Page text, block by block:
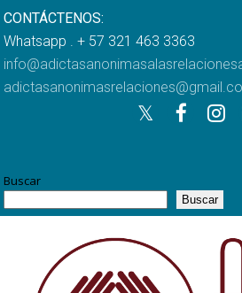
CONTÁCTENOS:
Whatsapp . + 57 321 463 3363
Buscar
Buscar